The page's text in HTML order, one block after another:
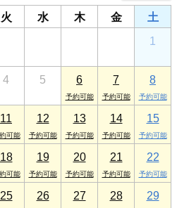
火 水 木 金
土
1
4 5 6 7 8
11 12 13 14 15
18 19 20 21 22
25 26 27 28 29